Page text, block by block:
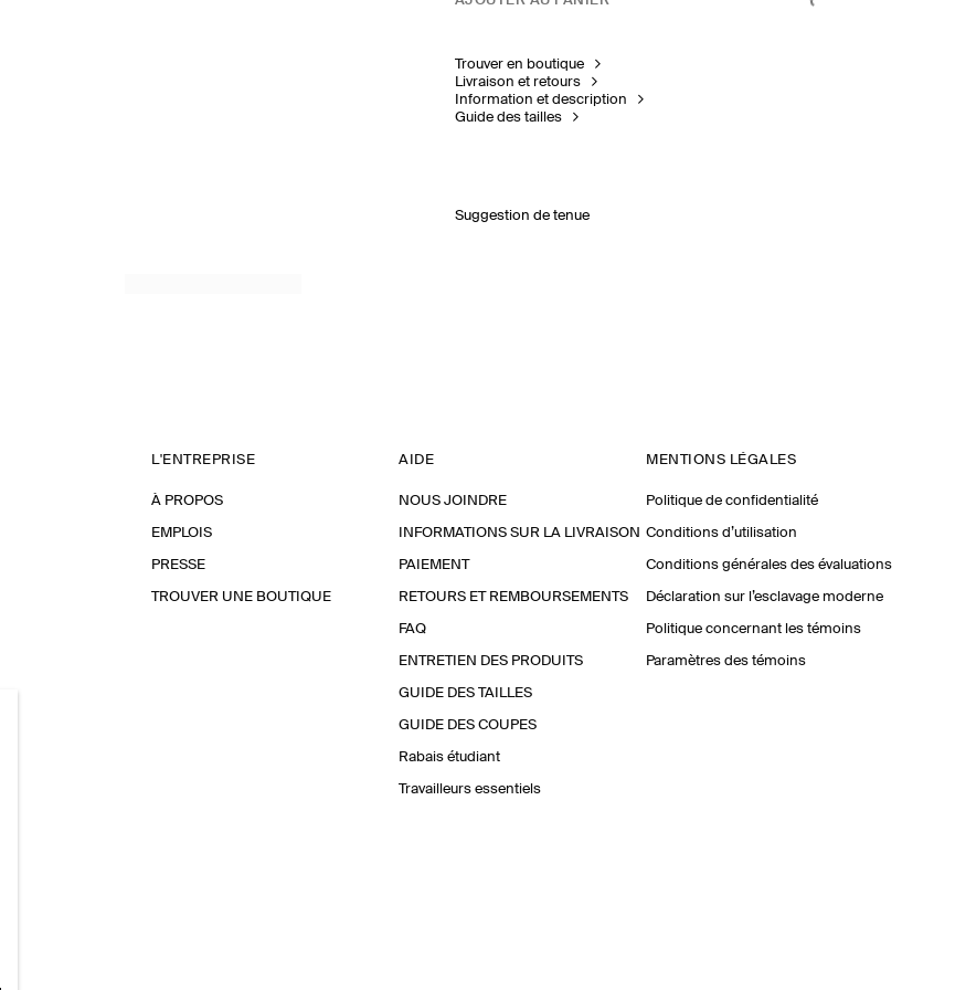
Trouver en boutique
Livraison et retours
Information et description
Guide des tailles
Suggestion de tenue
L'ENTREPRISE
À PROPOS
EMPLOIS
PRESSE
TROUVER UNE BOUTIQUE
AIDE
NOUS JOINDRE
INFORMATIONS SUR LA LIVRAISON
PAIEMENT
RETOURS ET REMBOURSEMENTS
FAQ
ENTRETIEN DES PRODUITS
GUIDE DES TAILLES
GUIDE DES COUPES
Rabais étudiant
Travailleurs essentiels
MENTIONS LÉGALES
Politique de confidentialité
Conditions d’utilisation
Conditions générales des évaluations
Déclaration sur l’esclavage moderne
Politique concernant les témoins
Paramètres des témoins